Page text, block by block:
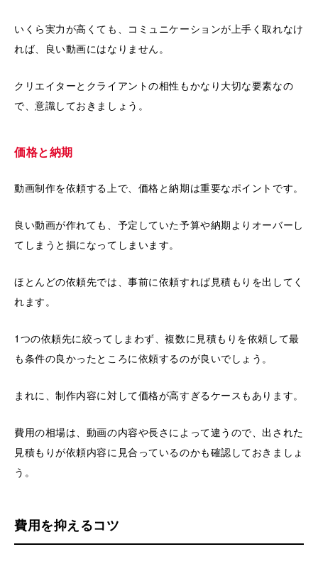
いくら実力が高くても、コミュニケーションが上手く取れなけ
れば、良い動画にはなりません。
クリエイターとクライアントの相性もかなり大切な要素なの
で、意識しておきましょう。
価格と納期
動画制作を依頼する上で、価格と納期は重要なポイントです。
良い動画が作れても、予定していた予算や納期よりオーバーし
てしまうと損になってしまいます。
ほとんどの依頼先では、事前に依頼すれば見積もりを出してく
れます。
1つの依頼先に絞ってしまわず、複数に見積もりを依頼して最
も条件の良かったところに依頼するのが良いでしょう。
まれに、制作内容に対して価格が高すぎるケースもあります。
費用の相場は、動画の内容や長さによって違うので、出された
見積もりが依頼内容に見合っているのかも確認しておきましょ
う。
費用を抑えるコツ